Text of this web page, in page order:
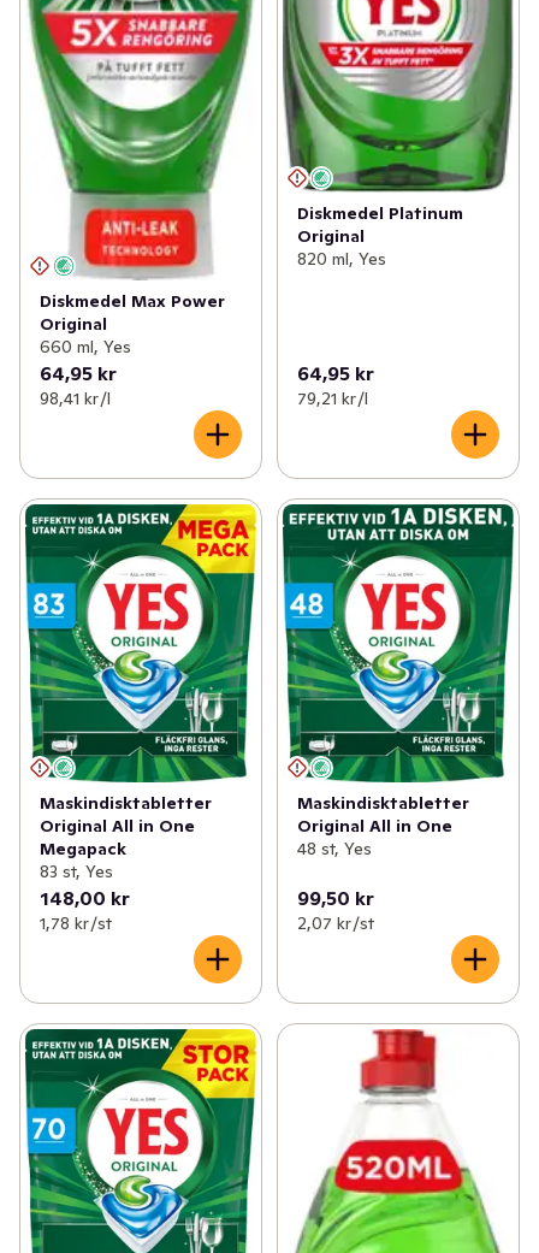
Diskmedel Max Power
Original
660 ml, Yes
64,95 kr
98,41 kr /l
Diskmedel Platinum
Original
820 ml, Yes
64,95 kr
79,21 kr /l
Maskindisktabletter
Original All in One
Megapack
83 st, Yes
148,00 kr
1,78 kr /st
Maskindisktabletter
Original All in One
48 st, Yes
99,50 kr
2,07 kr /st